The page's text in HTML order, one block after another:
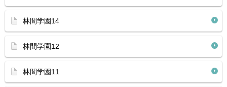
林間学園14
林間学園12
林間学園11